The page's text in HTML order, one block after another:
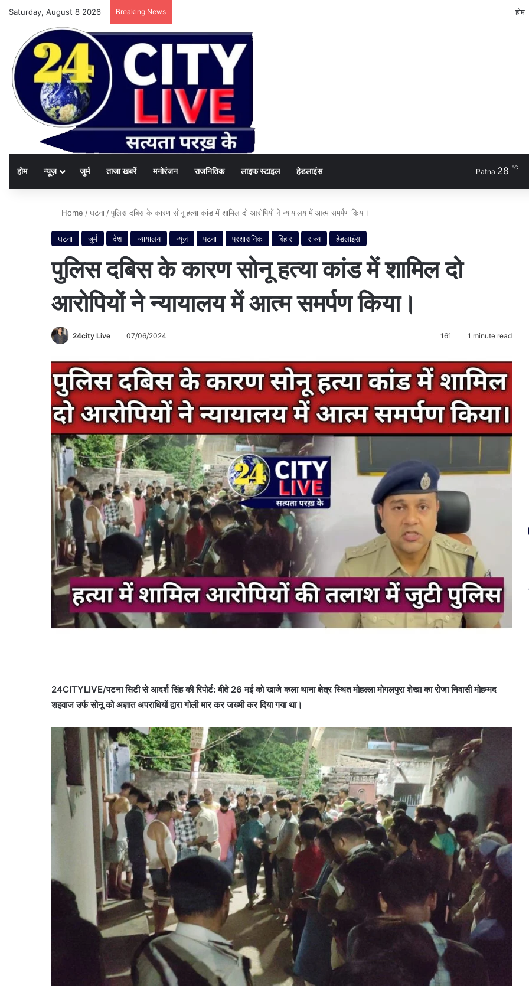
Saturday, August 8 2026 Breaking News होम
होम न्यूज़ जुर्म ताजा खबरें मनोरंजन राजनितिक लाइफ स्टाइल हेडलाइंस Patna 28 ℃
Home /घटना/पुलिस दबिस के कारण सोनू हत्या कांड में शामिल दो आरोपियों ने न्यायालय में आत्म समर्पण किया।
घटना जुर्म देश न्यायालय न्यूज़ पटना प्रशासनिक बिहार राज्य हेडलाइंस
पुलिस दबिस के कारण सोनू हत्या कांड में शामिल दो
आरोपियों ने न्यायालय में आत्म समर्पण किया।
24city Live 07/06/2024 161 1 minute read
24CITYLIVE/पटना सिटी से आदर्श सिंह की रिपोर्ट: बीते 26 मई को खाजे कला थाना क्षेत्र स्थित मोहल्ला मोगलपुरा शेखा का रोजा निवासी मोहम्मद
शहवाज उर्फ सोनू को अज्ञात अपराधियों द्वारा गोली मार कर जख्मी कर दिया गया था।